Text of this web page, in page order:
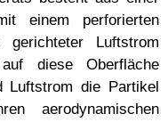
einem perforierten
Luftstrom
diese Oberfläche
Luftstrom die Partikel
aerodynamischen